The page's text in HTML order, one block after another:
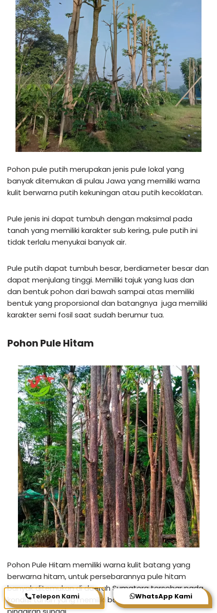
Pohon pule putih merupakan jenis pule lokal yang
banyak ditemukan di pulau Jawa yang memiliki warna
kulit berwarna putih kekuningan atau putih kecoklatan.
Pule jenis ini dapat tumbuh dengan maksimal pada
tanah yang memiliki karakter sub kering, pule putih ini
tidak terlalu menyukai banyak air.
Pule putih dapat tumbuh besar, berdiameter besar dan
dapat menjulang tinggi. Memiliki tajuk yang luas dan
dan bentuk pohon dari bawah sampai atas memiliki
bentuk yang proporsional dan batangnya juga memiliki
karakter semi fosil saat sudah berumur tua.
Pohon Pule Hitam
Pohon Pule Hitam memiliki warna kulit batang yang
berwarna hitam, untuk persebarannya pule hitam
banyak ditemukan di daerah Sumatera tersebar pada
kondisi tanah yang memiliki banyak air seperti pada
Telepon Kami WhatsApp Kami